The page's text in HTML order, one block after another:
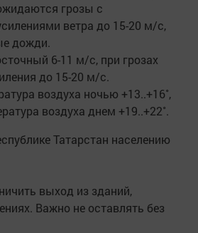
грозы с
ветра до 15-20 м/с,
дожди.
6-11 м/с, при грозах
до 15-20 м/с.
воздуха ночью +13..+16˚,
воздуха днем +19..+22˚.
Татарстан населению
выход из зданий,
Важно не оставлять без